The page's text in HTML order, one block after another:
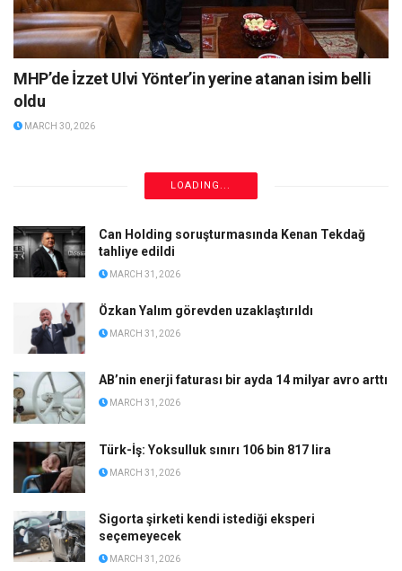
MHP’de İzzet Ulvi Yönter’in yerine atanan isim belli
oldu
MARCH 30, 2026
Eski TÜVTÜRK çalışanlarına 14 yıl hapis istemi
MARCH 30, 2026